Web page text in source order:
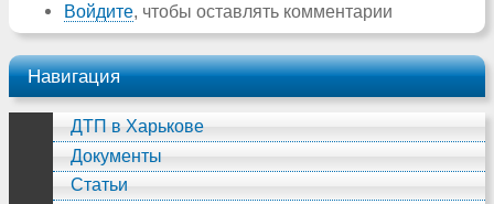
Войдите, чтобы оставлять комментарии
Навигация
ДТП в Харькове
Документы
Статьи